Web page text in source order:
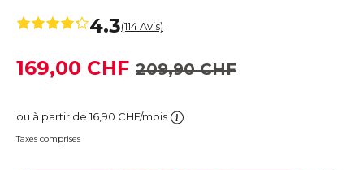
4.3(114 Avis)
209,90 CHF
169,00 CHF
ou à partir de 16,90 CHF/mois
Taxes comprises